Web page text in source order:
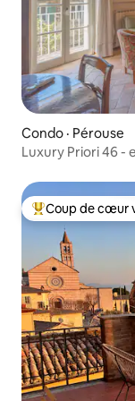
Condo · Pérouse
Luxury Priori 46 -
Coup de cœur
Coup de cœur